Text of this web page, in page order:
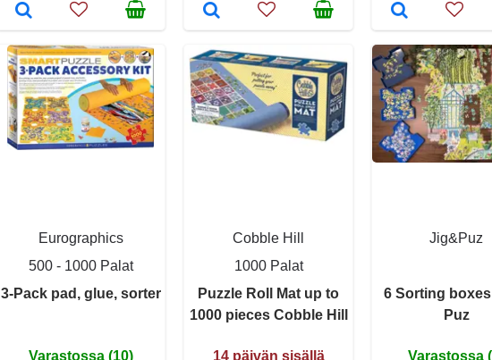
Eurographics
500 - 1000 Palat
3-Pack pad, glue, sorter
Varastossa (10)
Cobble Hill
1000 Palat
Puzzle Roll Mat up to
1000 pieces Cobble Hill
14 päivän sisällä
Jig&Puz
6 Sorting
Puz
Varastossa